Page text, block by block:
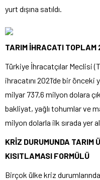
yurt dışına satıldı.
TARIM İHRACATI TOPLAM
Türkiye İhracatçılar Meclisi
ihracatını 2021’de bir önceki
milyar 737,6 milyon dolara
bakliyat, yağlı tohumlar ve
milyon dolarla ilk sırada yer
KRİZ DURUMUNDA TARIM
KISITLAMASI FORMÜLÜ
Birçok ülke kriz